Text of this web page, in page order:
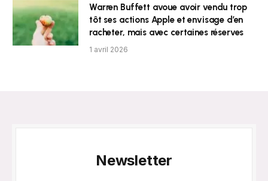
Warren Buffett avoue avoir vendu trop
tôt ses actions Apple et envisage d’en
racheter, mais avec certaines réserves
1 avril 2026
Newsletter